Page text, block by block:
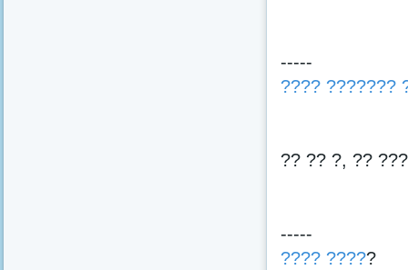
-----
???? ???????
?? ?? ?, ??
-----
???? ?????